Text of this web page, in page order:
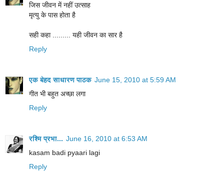
जिस जीवन में नहीं उत्साह
मृत्यु के पास होता है
सही कहा ......... यही जीवन का सार है
Reply
एक बेहद साधारण पाठक June 15, 2010 at 5:59 AM
गीत भी बहुत अच्छा लगा
Reply
रश्मि प्रभा... June 16, 2010 at 6:53 AM
kasam badi pyaari lagi
Reply